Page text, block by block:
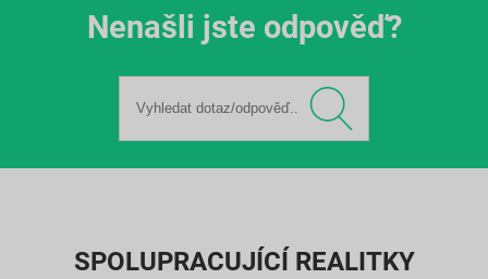
Nenašli jste odpověď?
SPOLUPRACUJÍCÍ REALITKY